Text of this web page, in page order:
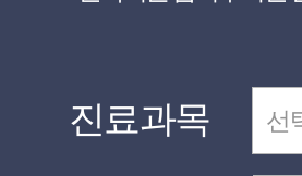
진료과목